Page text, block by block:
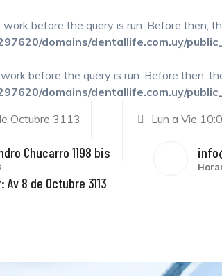
before the query is run. Before then,
domains/dentallife.com.uy/
before the query is run. Before then,
domains/dentallife.com.uy/
Octubre 3113 Lun a Vie
Chucarro 1198 bis
8 de Octubre 3113